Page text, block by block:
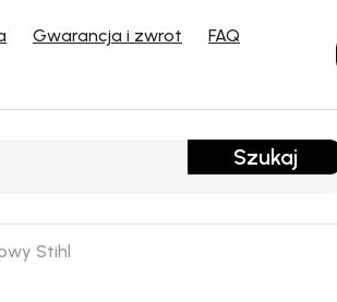
Gwarancja i zwrot
FAQ
Szukaj
Stihl